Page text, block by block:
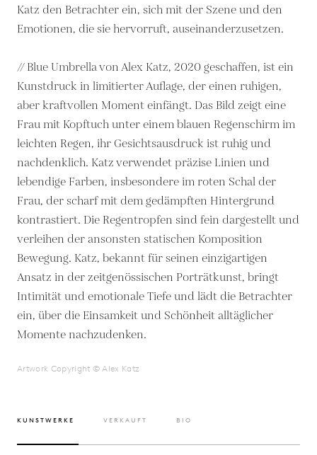
Katz den Betrachter ein, sich mit der Szene und den
Emotionen, die sie hervorruft, auseinanderzusetzen.
// Blue Umbrella von Alex Katz, 2020 geschaffen, ist ein
Kunstdruck in limitierter Auflage, der einen ruhigen,
aber kraftvollen Moment einfängt. Das Bild zeigt eine
Frau mit Kopftuch unter einem blauen Regenschirm im
leichten Regen, ihr Gesichtsausdruck ist ruhig und
nachdenklich. Katz verwendet präzise Linien und
lebendige Farben, insbesondere im roten Schal der
Frau, der scharf mit dem gedämpften Hintergrund
kontrastiert. Die Regentropfen sind fein dargestellt und
verleihen der ansonsten statischen Komposition
Bewegung. Katz, bekannt für seinen einzigartigen
Ansatz in der zeitgenössischen Porträtkunst, bringt
Intimität und emotionale Tiefe und lädt die Betrachter
ein, über die Einsamkeit und Schönheit alltäglicher
Momente nachzudenken.
Artwork Copyright © Alex Katz
KUNSTWERKE VERKAUFT BIO